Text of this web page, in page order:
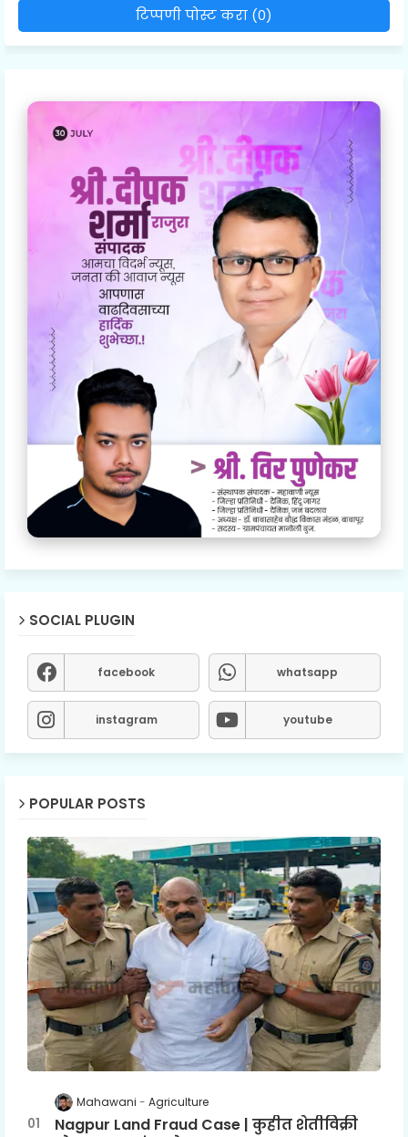
टिप्पणी पोस्ट करा (0)
SOCIAL PLUGIN
facebook whatsapp
instagram youtube
POPULAR POSTS
Mahawani Agriculture
Nagpur Land Fraud Case | कुहीत शेतीविक्री